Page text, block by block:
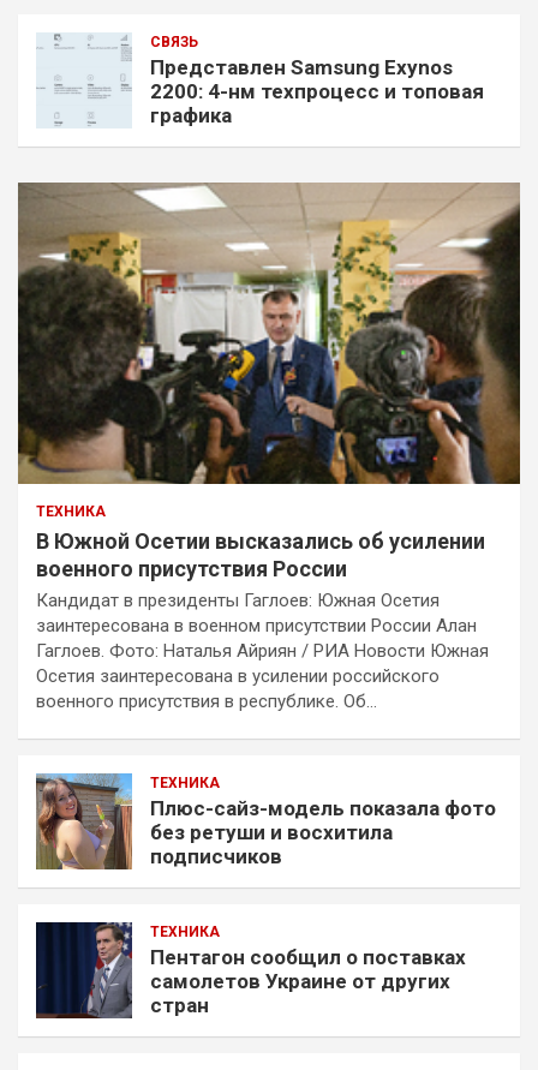
СВЯЗЬ
Представлен Samsung Exynos
2200: 4-нм техпроцесс и топовая
графика
ТЕХНИКА
В Южной Осетии высказались об усилении
военного присутствия России
Кандидат в президенты Гаглоев: Южная Осетия
заинтересована в военном присутствии России Алан
Гаглоев. Фото: Наталья Айриян / РИА Новости Южная
Осетия заинтересована в усилении российского
военного присутствия в республике. Об…
ТЕХНИКА
Плюс-сайз-модель показала фото
без ретуши и восхитила
подписчиков
ТЕХНИКА
Пентагон сообщил о поставках
самолетов Украине от других
стран